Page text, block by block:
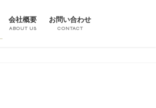
会社概要
ABOUT US
お問い合わせ
CONTACT